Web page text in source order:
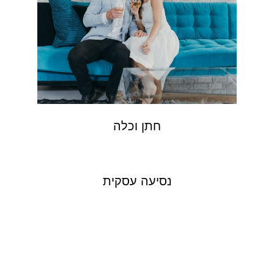
חתן וכלה
נסיעה עסקית